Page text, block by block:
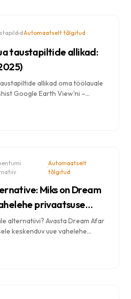
·Automaatselt tõlgitud
taustapiltide allikad:
allikad oma töölauale
Google Earth View'ni –
·Automaatselt
tõlgitud
Miks on Dream
privaatsuse
alternatiivi? Avasta Dream Afar
keskenduv uue vahelehe
puudumisega. Kontot